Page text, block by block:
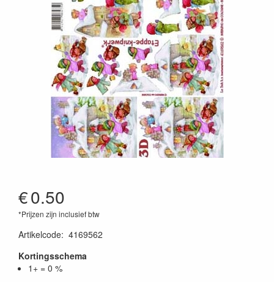
€0.50
*Prijzen zijn inclusief btw
Artikelcode: 4169562
Kortingsschema
1+ = 0 %